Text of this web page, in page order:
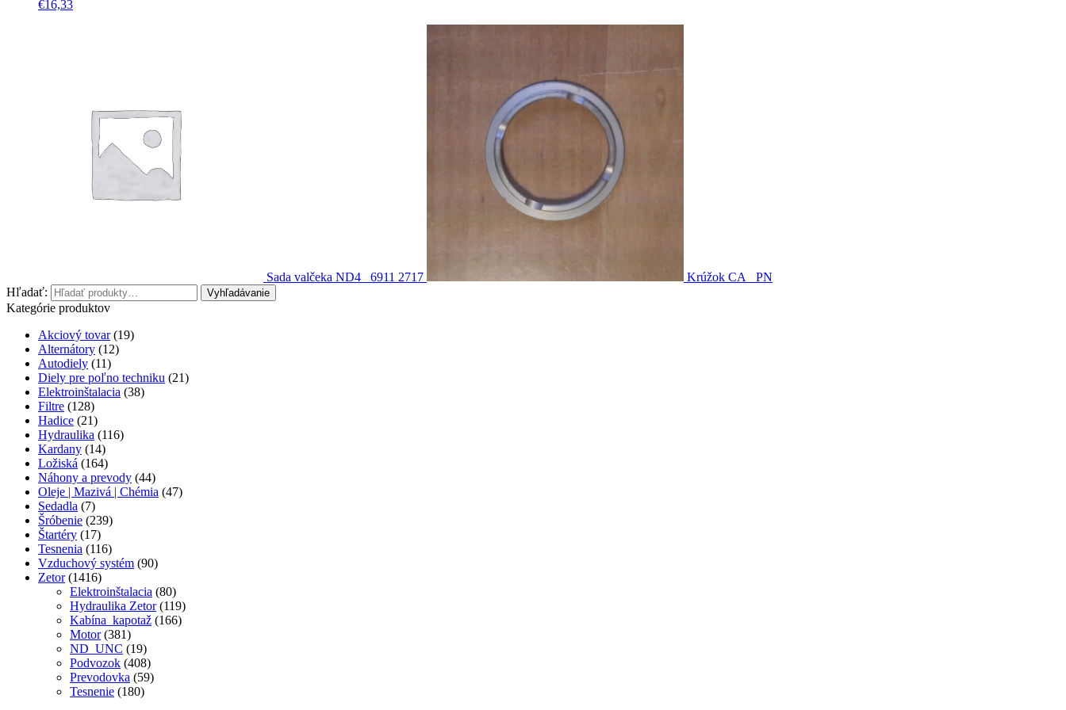
€16,33
Sada valčeka ND4_ 6911 2717
Krúžok CA_ PN
Hľadať:
Vyhľadávanie
Kategórie produktov
Akciový tovar (19)
Alternátory (12)
Autodiely (11)
Diely pre poľno techniku (21)
Elektroinštalacia (38)
Filtre (128)
Hadice (21)
Hydraulika (116)
Kardany (14)
Ložiská (164)
Náhony a prevody (44)
Oleje | Mazivá | Chémia (47)
Sedadla (7)
Šróbenie (239)
Štartéry (17)
Tesnenia (116)
Vzduchový systém (90)
Zetor (1416)
Elektroinštalacia (80)
Hydraulika Zetor (119)
Kabína_kapotaž (166)
Motor (381)
ND_UNC (19)
Podvozok (408)
Prevodovka (59)
Tesnenie (180)